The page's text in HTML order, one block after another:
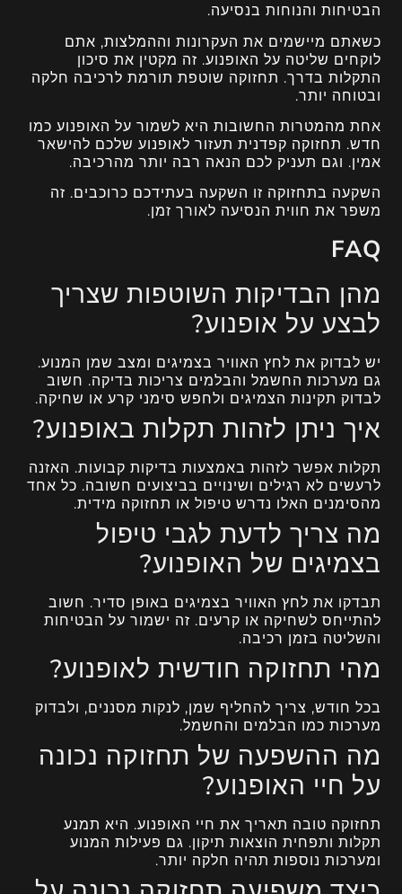
הבטיחות והנוחות בנסיעה.
כשאתם מיישמים את העקרונות וההמלצות, אתם
לוקחים שליטה על האופנוע. זה מקטין את סיכון
התקלות בדרך. תחזוקה שוטפת תורמת לרכיבה חלקה
ובטוחה יותר.
אחת מהמטרות החשובות היא לשמור על האופנוע כמו
חדש. תחזוקה קפדנית תעזור לאופנוע שלכם להישאר
אמין. וגם תעניק לכם הנאה רבה יותר מהרכיבה.
השקעה בתחזוקה זו השקעה בעתידכם כרוכבים. זה
משפר את חווית הנסיעה לאורך זמן.
FAQ
מהן הבדיקות השוטפות שצריך
לבצע על אופנוע?
יש לבדוק את לחץ האוויר בצמיגים ומצב שמן המנוע.
גם מערכות החשמל והבלמים צריכות בדיקה. חשוב
לבדוק תקינות הצמיגים ולחפש סימני קרע או שחיקה.
איך ניתן לזהות תקלות באופנוע?
תקלות אפשר לזהות באמצעות בדיקות קבועות. האזנה
לרעשים לא רגילים ושינויים בביצועים חשובה. כל אחד
מהסימנים האלו נדרש טיפול או תחזוקה מידית.
מה צריך לדעת לגבי טיפול
בצמיגים של האופנוע?
תבדקו את לחץ האוויר בצמיגים באופן סדיר. חשוב
להתייחס לשחיקה או קרעים. זה ישמור על הבטיחות
והשליטה בזמן רכיבה.
מהי תחזוקה חודשית לאופנוע?
בכל חודש, צריך להחליף שמן, לנקות מסננים, ולבדוק
מערכות כמו הבלמים והחשמל.
מה ההשפעה של תחזוקה נכונה
על חיי האופנוע?
תחזוקה טובה תאריך את חיי האופנוע. היא תמנע
תקלות ותפחית הוצאות תיקון. גם פעילות המנוע
ומערכות נוספות תהיה חלקה יותר.